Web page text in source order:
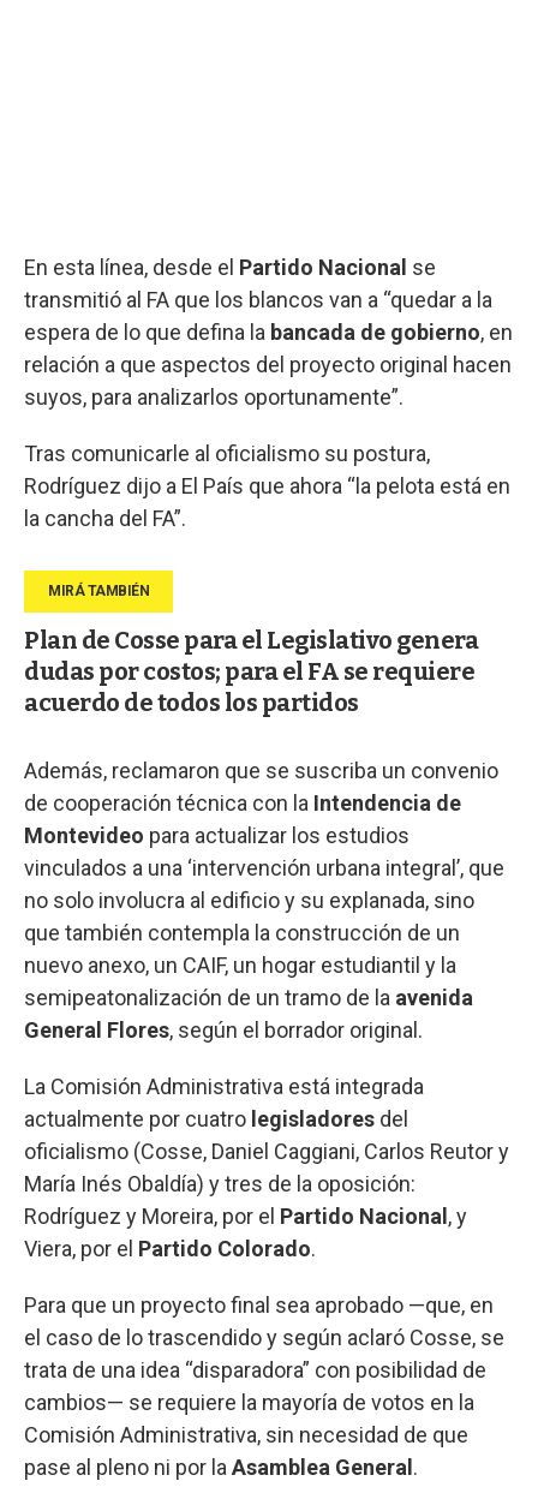
En esta línea, desde el Partido Nacional se
transmitió al FA que los blancos van a “quedar a la
espera de lo que defina la bancada de gobierno, en
relación a que aspectos del proyecto original hacen
suyos, para analizarlos oportunamente”.
Tras comunicarle al oficialismo su postura,
Rodríguez dijo a El País que ahora “la pelota está en
la cancha del FA”.
Plan de Cosse para el Legislativo genera
dudas por costos; para el FA se requiere
acuerdo de todos los partidos
Además, reclamaron que se suscriba un convenio
de cooperación técnica con la Intendencia de
Montevideo para actualizar los estudios
vinculados a una ‘intervención urbana integral’, que
no solo involucra al edificio y su explanada, sino
que también contempla la construcción de un
nuevo anexo, un CAIF, un hogar estudiantil y la
semipeatonalización de un tramo de la avenida
General Flores, según el borrador original.
La Comisión Administrativa está integrada
actualmente por cuatro legisladores del
oficialismo (Cosse, Daniel Caggiani, Carlos Reutor y
María Inés Obaldía) y tres de la oposición:
Rodríguez y Moreira, por el Partido Nacional , y
Viera, por el Partido Colorado.
Para que un proyecto final sea aprobado —que, en
el caso de lo trascendido y según aclaró Cosse, se
trata de una idea “disparadora” con posibilidad de
cambios— se requiere la mayoría de votos en la
Comisión Administrativa, sin necesidad de que
pase al pleno ni por la Asamblea General .